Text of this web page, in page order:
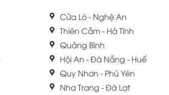
Cửa Lò - Nghệ An
Thiên Cầm - Hà Tĩnh
Quảng Bình
Hội An - Đà Nẵng - Huế
Quy Nhơn - Phú Yên
Nha Trang - Đà Lạt